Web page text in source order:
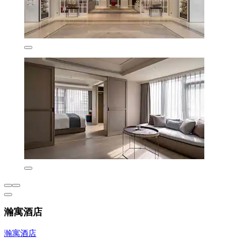
瀚寓酒店
瀚寓酒店